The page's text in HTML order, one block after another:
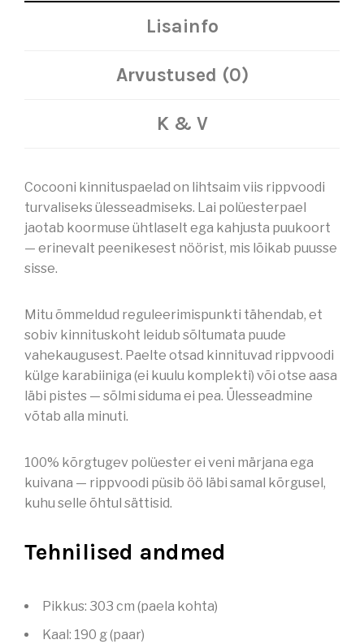
Lisainfo
Arvustused (0)
K & V
Cocooni kinnituspaelad on lihtsaim viis rippvoodi
turvaliseks ülesseadmiseks. Lai polüesterpael
jaotab koormuse ühtlaselt ega kahjusta puukoort
— erinevalt peenikesest nöörist, mis lõikab puusse
sisse.
Mitu õmmeldud reguleerimispunkti tähendab, et
sobiv kinnituskoht leidub sõltumata puude
vahekaugusest. Paelte otsad kinnituvad rippvoodi
külge karabiiniga (ei kuulu komplekti) või otse aasa
läbi pistes — sõlmi siduma ei pea. Ülesseadmine
võtab alla minuti.
100% kõrgtugev polüester ei veni märjana ega
kuivana — rippvoodi püsib öö läbi samal kõrgusel,
kuhu selle õhtul sättisid.
Tehnilised andmed
Pikkus: 303 cm (paela kohta)
Kaal: 190 g (paar)